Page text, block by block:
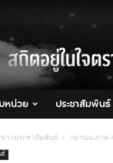
หน่วย ประชาสัมพันธ์
ข่าวประชาสัมพันธ์ กอ.รมน.ภาค